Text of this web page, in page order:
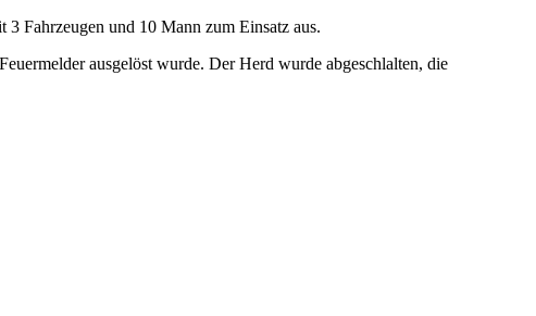
Fahrzeugen und 10 Mann zum Einsatz aus.
ausgelöst wurde. Der Herd wurde abgeschlalten, die